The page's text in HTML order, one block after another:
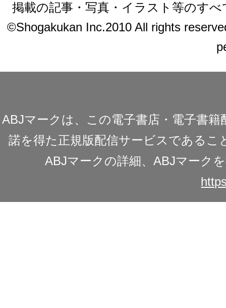
掲載の記事・写真・イラスト等のす
©Shogakukan Inc.2010 All rights
ABJマークは、この電子書店・電子書
諾を得た正規版配信サービスであるこ
ABJマークの詳細、ABJマーク